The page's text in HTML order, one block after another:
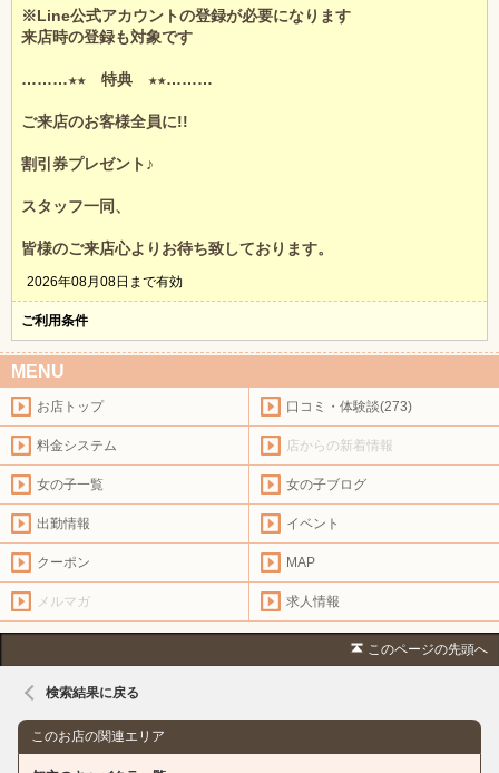
※Line公式アカウントの登録が必要になります
来店時の登録も対象です
………★★ 特典 ★★………
ご来店のお客様全員に!!
割引券プレゼント♪
スタッフ一同、
皆様のご来店心よりお待ち致しております。
2026年08月08日まで有効
ご利用条件
MENU
お店トップ 口コミ・体験談(273)
料金システム 店からの新着情報
女の子一覧 女の子ブログ
出勤情報 イベント
クーポン MAP
メルマガ 求人情報
このページの先頭へ
検索結果に戻る
このお店の関連エリア